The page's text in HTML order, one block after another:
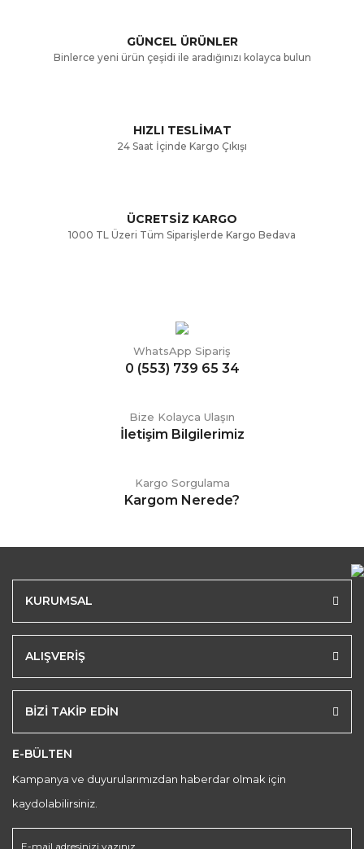
Ürün bilgilerinde hatalar bulunuyor.
Gönder
GÜNCEL ÜRÜNLER
Binlerce yeni ürün çeşidi ile aradığınızı kolayca bulun
HIZLI TESLİMAT
24 Saat İçinde Kargo Çıkışı
ÜCRETSİZ KARGO
1000 TL Üzeri Tüm Siparişlerde Kargo Bedava
WhatsApp Sipariş
0 (553) 739 65 34
Bize Kolayca Ulaşın
İletişim Bilgilerimiz
Kargo Sorgulama
Kargom Nerede?
KURUMSAL
ALIŞVERİŞ
BİZİ TAKİP EDİN
E-BÜLTEN
Kampanya ve duyurularımızdan haberdar olmak için
kaydolabilirsiniz.